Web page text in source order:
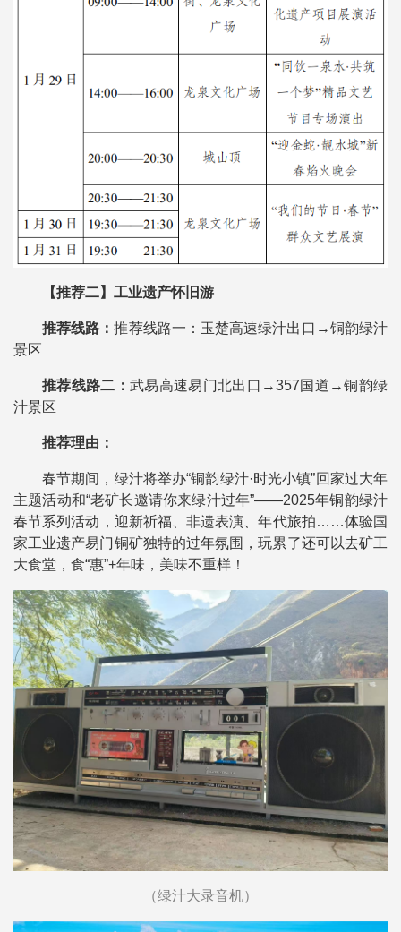
【推荐二】工业遗产怀旧游
推荐线路：推荐线路一：玉楚高速绿汁出口→铜韵绿汁
景区
推荐线路二： 武易高速易门北出口→357国道→铜韵绿
汁景区
推荐理由：
春节期间，绿汁将举办“铜韵绿汁·时光小镇”回家过大年
主题活动和“老矿长邀请你来绿汁过年”——2025年铜韵绿汁
春节系列活动，迎新祈福、非遗表演、年代旅拍……体验国
家工业遗产易门铜矿独特的过年氛围，玩累了还可以去矿工
大食堂，食“惠”+年味，美味不重样！
（绿汁大录音机）